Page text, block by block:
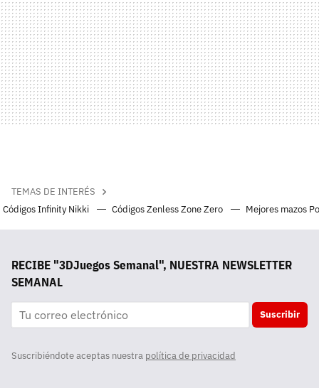
TEMAS DE INTERÉS
Códigos Infinity Nikki
Códigos Zenless Zone Zero Mejores mazos
RECIBE "3DJuegos Semanal", NUESTRA NEWSLETTER
SEMANAL
Suscribir
Suscribiéndote aceptas nuestra política de privacidad